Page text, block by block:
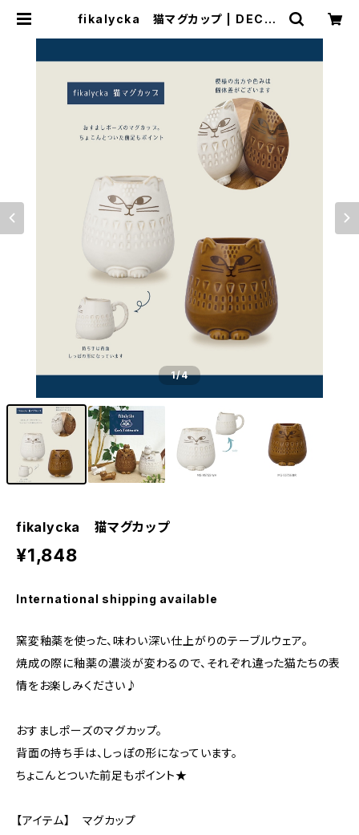
fikalycka 猫マグカップ | DECOL
1/4
fikalycka 猫マグカップ
¥1,848
International shipping available
窯変釉薬を使った、味わい深い仕上がりのテーブルウェア。
焼成の際に釉薬の濃淡が変わるので、それぞれ違った猫たちの表
情をお楽しみください♪
おすましポーズのマグカップ。
背面の持ち手は、しっぽの形になっています。
ちょこんとついた前足もポイント★
【アイテム】 マグカップ